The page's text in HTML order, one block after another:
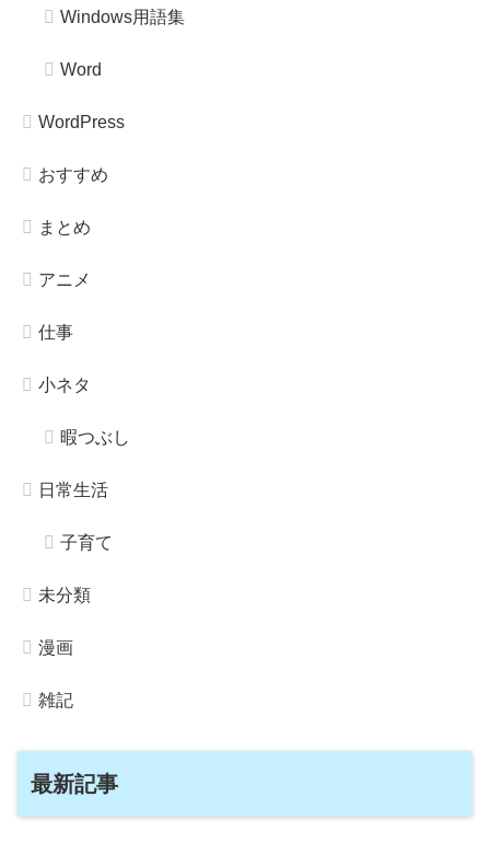
Windows用語集
Word
WordPress
おすすめ
まとめ
アニメ
仕事
小ネタ
暇つぶし
日常生活
子育て
未分類
漫画
雑記
最新記事